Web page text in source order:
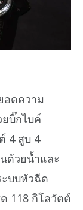
อดความ
ยบิ๊กไบค์
4 สูบ 4
ด้วยน้ำและ
บบหัวฉีด
118 กิโลวัตต์